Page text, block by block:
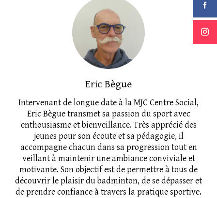
Eric Bègue
Intervenant de longue date à la MJC Centre Social,
Eric Bègue transmet sa passion du sport avec
enthousiasme et bienveillance. Très apprécié des
jeunes pour son écoute et sa pédagogie, il
accompagne chacun dans sa progression tout en
veillant à maintenir une ambiance conviviale et
motivante. Son objectif est de permettre à tous de
découvrir le plaisir du badminton, de se dépasser et
de prendre confiance à travers la pratique sportive.